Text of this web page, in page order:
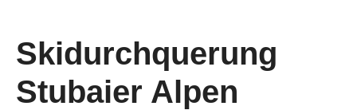
Skidurchquerung
Stubaier Alpen